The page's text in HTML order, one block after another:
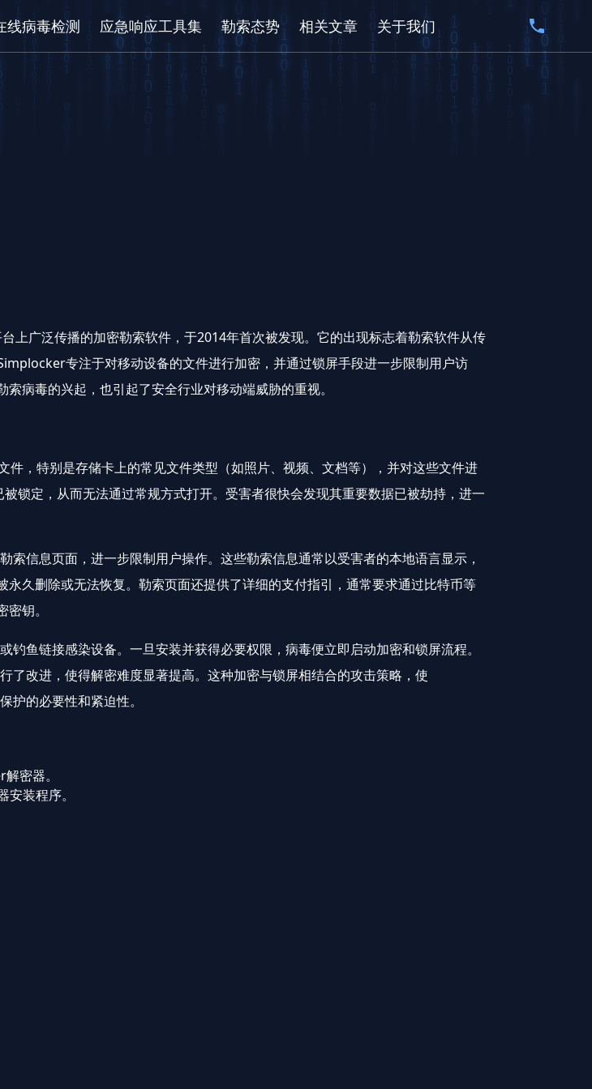
线病毒检测 应急响应工具集 勒索态势 相关文章 关于我们
泛传播的加密勒索软件，于2014年首次被发现。它的出现标志着勒索软件从传
专注于对移动设备的文件进行加密，并通过锁屏手段进一步限制用户访
病毒的兴起，也引起了安全行业对移动端威胁的重视。
特别是存储卡上的常见文件类型（如照片、视频、文档等），并对这些文件进
锁定，从而无法通过常规方式打开。受害者很快会发现其重要数据已被劫持，进一
息页面，进一步限制用户操作。这些勒索信息通常以受害者的本地语言显示，
久删除或无法恢复。勒索页面还提供了详细的支付指引，通常要求通过比特币等
钥。
链接感染设备。一旦安装并获得必要权限，病毒便立即启动加密和锁屏流程。
改进，使得解密难度显著提高。这种加密与锁屏相结合的攻击策略，使
的必要性和紧迫性。
密器。
装程序。